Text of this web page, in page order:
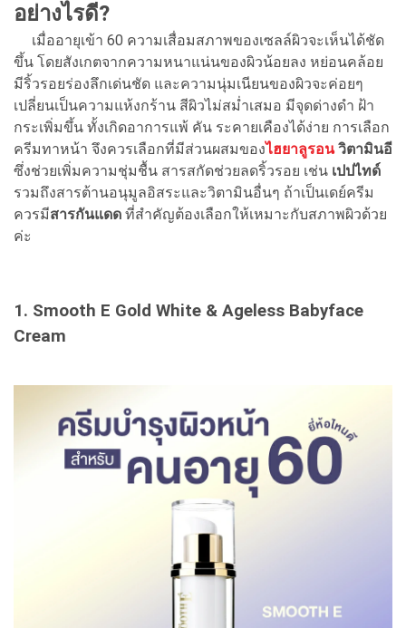
อย่างไรดี?
เมื่ออายุเข้า 60 ความเสื่อมสภาพของเซลล์ผิวจะเห็นได้ชัด
ขึ้น โดยสังเกตจากความหนาแน่นของผิวน้อยลง หย่อนคล้อย
มีริ้วรอยร่องลึกเด่นชัด และความนุ่มเนียนของผิวจะค่อยๆ
เปลี่ยนเป็นความแห้งกร้าน สีผิวไม่สม่ำเสมอ มีจุดด่างดำ ฝ้า
กระเพิ่มขึ้น ทั้งเกิดอาการแพ้ คัน ระคายเคืองได้ง่าย การเลือก
ครีมทาหน้า จึงควรเลือกที่มีส่วนผสมของไฮยาลูรอนวิตามินอี
ซึ่งช่วยเพิ่มความชุ่มชื้น สารสกัดช่วยลดริ้วรอย เช่น เปปไทด์
รวมถึงสารต้านอนุมูลอิสระและวิตามินอื่นๆ ถ้าเป็นเดย์ครีม
ควรมีสารกันแดด ที่สำคัญต้องเลือกให้เหมาะกับสภาพผิวด้วย
ค่ะ
1. Smooth E Gold White & Ageless Babyface
Cream